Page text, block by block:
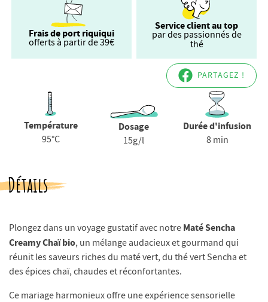
Frais de port riquiqui
offerts à partir de 39€
Service client au top
par des passionnés de
thé
PARTAGEZ !
Température
95°C
Dosage
15g/l
Durée d'infusion
8 min
Détails
Plongez dans un voyage gustatif avec notre Maté Sencha
Creamy Chaï bio, un mélange audacieux et gourmand qui
réunit les saveurs riches du maté vert, du thé vert Sencha et
des épices chaï, chaudes et réconfortantes.
Ce mariage harmonieux offre une expérience sensorielle